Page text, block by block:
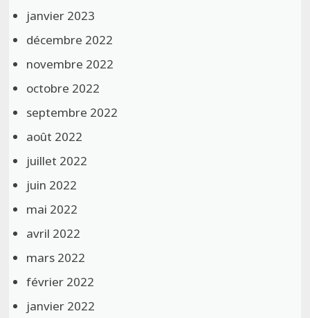
janvier 2023
décembre 2022
novembre 2022
octobre 2022
septembre 2022
août 2022
juillet 2022
juin 2022
mai 2022
avril 2022
mars 2022
février 2022
janvier 2022